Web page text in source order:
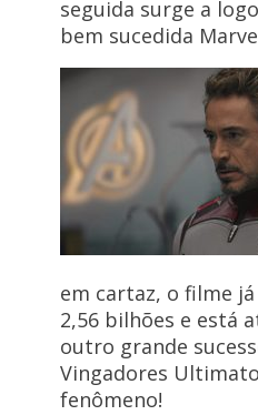
seguida surge a
bem sucedida
em cartaz, o filme
2,56 bilhões e está
outro grande
Vingadores
fenômeno!